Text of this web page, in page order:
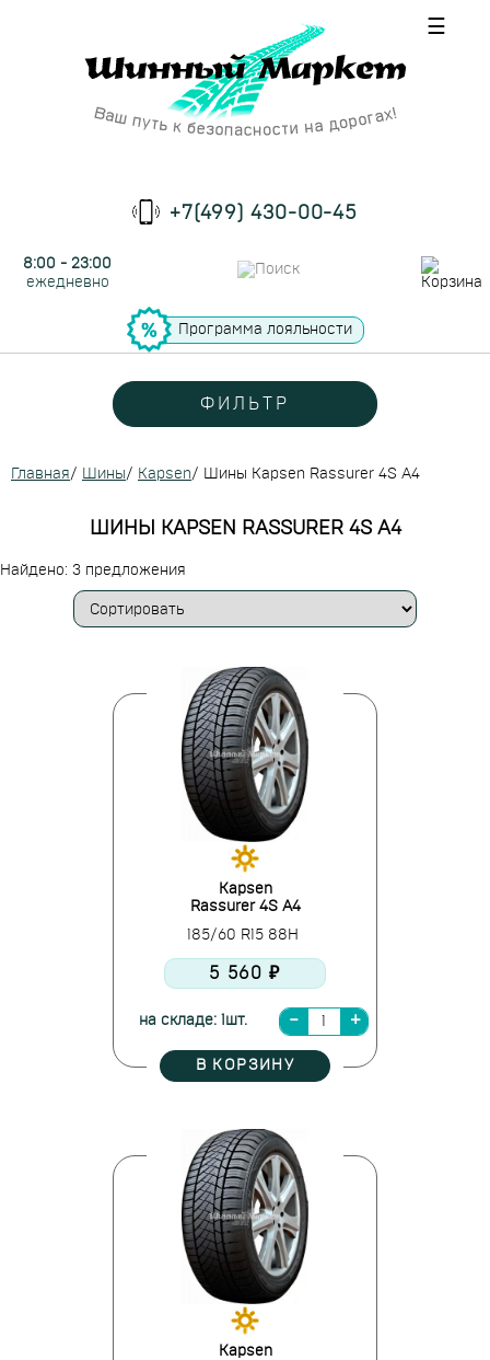
☰
+7(499) 430-00-45
8:00 - 23:00
ежедневно
Программа лояльности
ФИЛЬТР
Главная/ Шины/ Kapsen/ Шины Kapsen Rassurer 4S A4
ШИНЫ KAPSEN RASSURER 4S A4
Найдено: 3 предложения
Kapsen
Rassurer 4S A4
185/60 R15 88H
5 560 ₽
на складе: 1шт.
В КОРЗИНУ
Kapsen